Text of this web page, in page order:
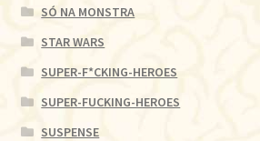
SÓ NA MONSTRA
STAR WARS
SUPER-F*CKING-HEROES
SUPER-FUCKING-HEROES
SUSPENSE